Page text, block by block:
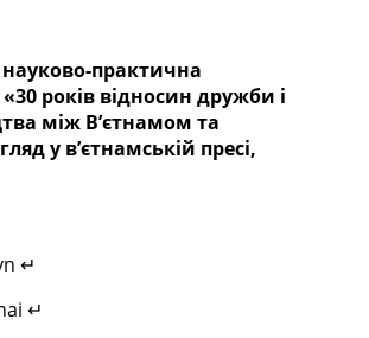
практична
років відносин дружби і
між В’єтнамом та
у в’єтнамській пресі,
↵
↵